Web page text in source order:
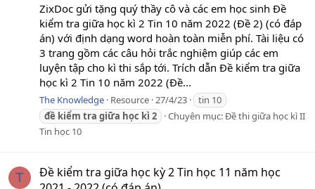
ZixDoc gửi tặng quý thầy cô và các em học sinh Đề
kiểm tra giữa học kì 2 Tin 10 năm 2022 (Đề 2) (có đáp
án) với định dạng word hoàn toàn miễn phí. Tài liệu có
3 trang gồm các câu hỏi trắc nghiệm giúp các em
luyện tập cho kì thi sắp tới. Trích dẫn Đề kiểm tra giữa
học kì 2 Tin 10 năm 2022 (Đề...
The Knowledge Resource 27/4/23
tin 10
đề kiểm tra giữa học kì 2 Chuyên mục:Đề thi giữa học kì II
Tin học 10
T
Đề kiểm tra giữa học kỳ 2 Tin học 11 năm học